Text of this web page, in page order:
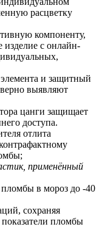
расцветку
компоненту,
изделие с онлайн-
элемента и защитный
выявляют
цанги защищает
доступа.
отлита
применённый
пломбы в мороз до -40
сохраняя
пломбы